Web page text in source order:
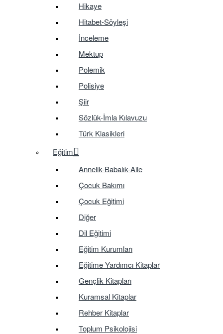
Hikaye
Hitabet-Söyleşi
İnceleme
Mektup
Polemik
Polisiye
Şiir
Sözlük-İmla Kılavuzu
Türk Klasikleri
Eğitim
Annelik-Babalık-Aile
Çocuk Bakımı
Çocuk Eğitimi
Diğer
Dil Eğitimi
Eğitim Kurumları
Eğitime Yardımcı Kitaplar
Gençlik Kitapları
Kuramsal Kitaplar
Rehber Kitaplar
Toplum Psikolojisi